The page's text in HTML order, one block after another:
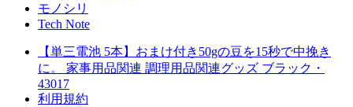
モノシリ
Tech Note
【単三電池 5本】おまけ付き50gの豆を15秒で中挽き
に。 家事用品関連 調理用品関連グッズ ブラック・
43017
利用規約